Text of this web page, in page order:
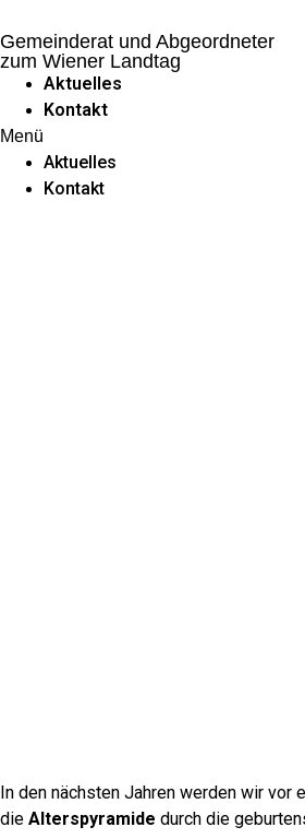
Inhalt
wechseln
Gemeinderat und Abgeordneter
zum Wiener Landtag
Aktuelles
Kontakt
Menü
Aktuelles
Kontakt
In den nächsten Jahren werden wir vor
die Alterspyramide durch die